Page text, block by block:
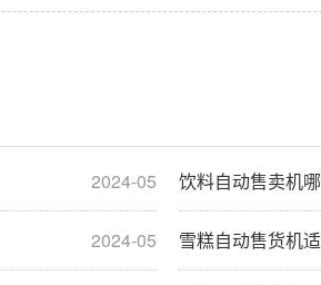
2024-05 饮料自动售卖机
2024-05 雪糕自动售货机